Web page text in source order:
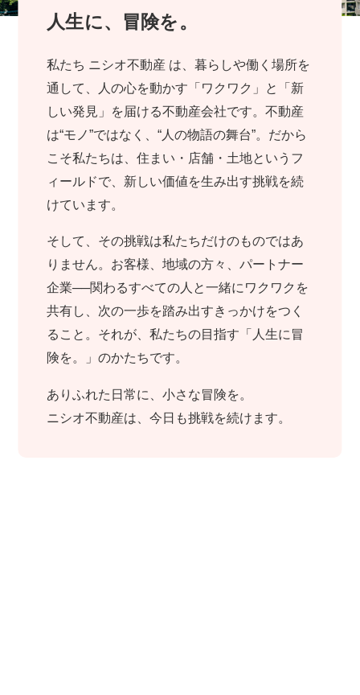
人生に、冒険を。
私たち ニシオ不動産 は、暮らしや働く場所を
通して、人の心を動かす「ワクワク」と「新
しい発見」を届ける不動産会社です。不動産
は“モノ”ではなく、“人の物語の舞台”。だから
こそ私たちは、住まい・店舗・土地というフ
ィールドで、新しい価値を生み出す挑戦を続
けています。
そして、その挑戦は私たちだけのものではあ
りません。お客様、地域の方々、パートナー
企業──関わるすべての人と一緒にワクワクを
共有し、次の一歩を踏み出すきっかけをつく
ること。それが、私たちの目指す「人生に冒
険を。」のかたちです。
ありふれた日常に、小さな冒険を。
ニシオ不動産は、今日も挑戦を続けます。